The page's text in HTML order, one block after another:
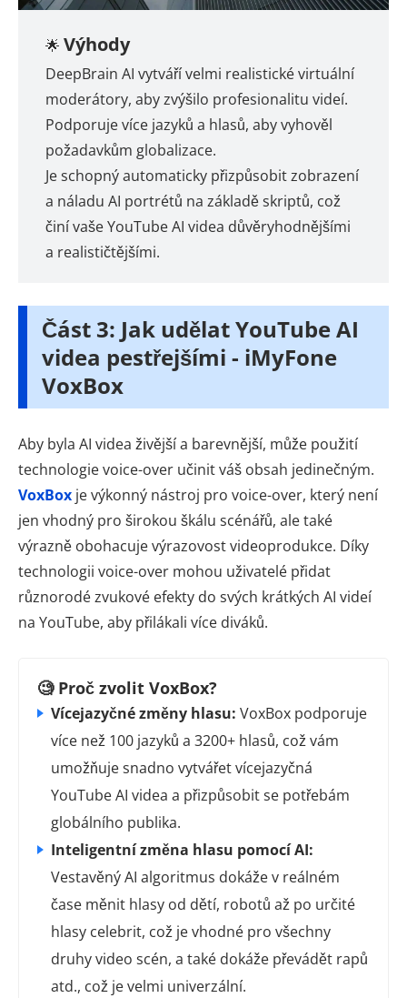
🌟 Výhody
DeepBrain AI vytváří velmi realistické virtuální
moderátory, aby zvýšilo profesionalitu videí.
Podporuje více jazyků a hlasů, aby vyhověl
požadavkům globalizace.
Je schopný automaticky přizpůsobit zobrazení
a náladu AI portrétů na základě skriptů, což
činí vaše YouTube AI videa důvěryhodnějšími
a realističtějšími.
Část 3: Jak udělat YouTube AI
videa pestřejšími - iMyFone
VoxBox
Aby byla AI videa živější a barevnější, může použití
technologie voice-over učinit váš obsah jedinečným.
VoxBox je výkonný nástroj pro voice-over, který není
jen vhodný pro širokou škálu scénářů, ale také
výrazně obohacuje výrazovost videoprodukce. Díky
technologii voice-over mohou uživatelé přidat
různorodé zvukové efekty do svých krátkých AI videí
na YouTube, aby přilákali více diváků.
🧐 Proč zvolit VoxBox?
Vícejazyčné změny hlasu: VoxBox podporuje
více než 100 jazyků a 3200+ hlasů, což vám
umožňuje snadno vytvářet vícejazyčná
YouTube AI videa a přizpůsobit se potřebám
globálního publika.
Inteligentní změna hlasu pomocí AI:
Vestavěný AI algoritmus dokáže v reálném
čase měnit hlasy od dětí, robotů až po určité
hlasy celebrit, což je vhodné pro všechny
druhy video scén, a také dokáže převádět rapů
atd., což je velmi univerzální.